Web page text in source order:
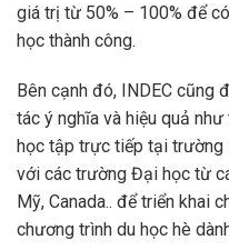
giá trị từ 50% – 100% để
học thành công.
Bên cạnh đó, INDEC cũng
tác ý nghĩa và hiệu quả
học tập trực tiếp tại trường
với các trường Đại học từ
Mỹ, Canada.. để triển khai
chương trình du học hè